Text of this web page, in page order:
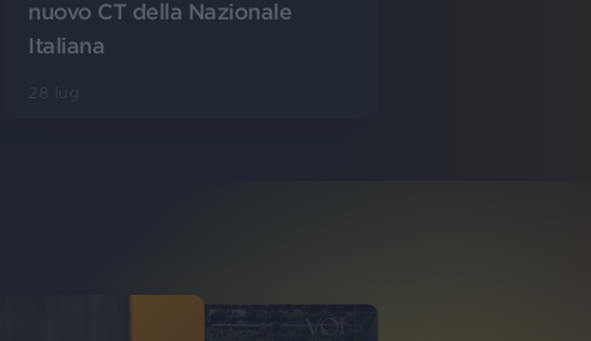
nuovo CT della Nazionale
Italiana